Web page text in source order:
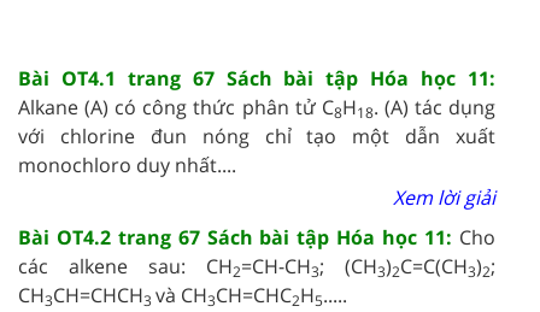
Bài OT4.1 trang 67 Sách bài tập Hóa học 11:
Alkane (A) có công thức phân tử C8H18. (A) tác dụng
với chlorine đun nóng chỉ tạo một dẫn xuất
monochloro duy nhất....
Xem lời giải
Bài OT4.2 trang 67 Sách bài tập Hóa học 11: Cho
các alkene sau: CH2=CH-CH3; (CH3)2C=C(CH3)2;
CH3CH=CHCH3 và CH3CH=CHC2H5.....